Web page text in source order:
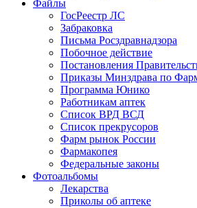
Файлы
ГосРеестр ЛС
Забраковка
Письма Росздравнадзора
Побочное действие
Постановления
Приказы Минздрава по
Программа Юнико
Работникам аптек
Список ВРД ВСД
Список прекрусоров
Фарм рынок России
Фармакопея
Федеральные законы
Фотоальбомы
Лекарства
Приколы об аптеке